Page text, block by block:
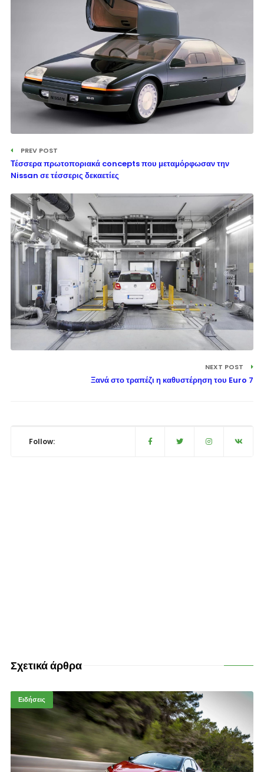
PREV POST
Τέσσερα πρωτοποριακά concepts που μεταμόρφωσαν την
Nissan σε τέσσερις δεκαετίες
NEXT POST
Ξανά στο τραπέζι η καθυστέρηση του Euro 7
Follow:
Σχετικά άρθρα
Ειδήσεις